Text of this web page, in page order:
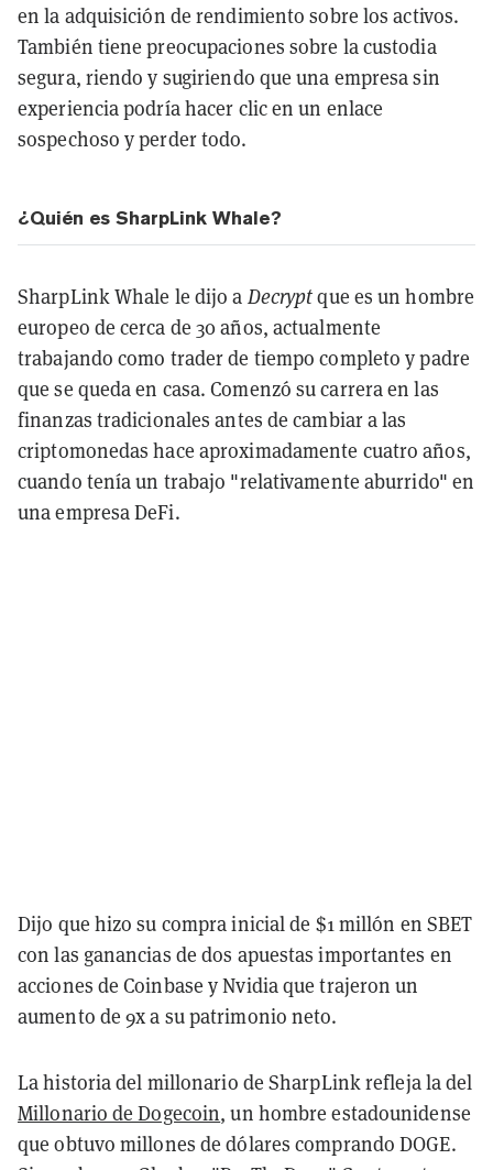
en la adquisición de rendimiento sobre los activos.
También tiene preocupaciones sobre la custodia
segura, riendo y sugiriendo que una empresa sin
experiencia podría hacer clic en un enlace
sospechoso y perder todo.
¿Quién es SharpLink Whale?
SharpLink Whale le dijo a Decryptque es un hombre
europeo de cerca de 30 años, actualmente
trabajando como trader de tiempo completo y padre
que se queda en casa. Comenzó su carrera en las
finanzas tradicionales antes de cambiar a las
criptomonedas hace aproximadamente cuatro años,
cuando tenía un trabajo "relativamente aburrido" en
una empresa DeFi.
Dijo que hizo su compra inicial de $1 millón en SBET
con las ganancias de dos apuestas importantes en
acciones de Coinbase y Nvidia que trajeron un
aumento de 9x a su patrimonio neto.
La historia del millonario de SharpLink refleja la del
Millonario de Dogecoin, un hombre estadounidense
que obtuvo millones de dólares comprando DOGE.